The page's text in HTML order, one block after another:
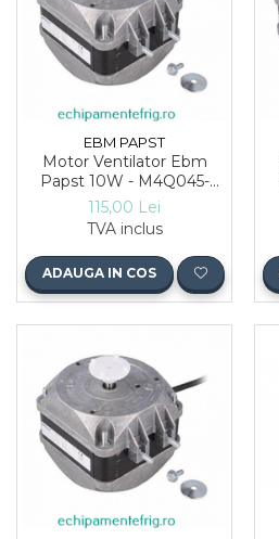
EBM PAPST
Motor Ventilator Ebm
Papst 10W - M4Q045-
CA03-75
115,00 Lei
TVA inclus
ADAUGA IN COS